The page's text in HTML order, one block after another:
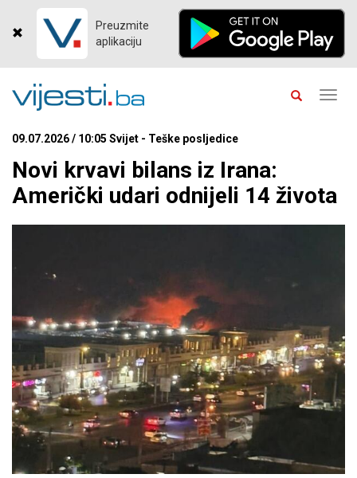
Preuzmite
aplikaciju
09.07.2026 / 10:05 Svijet - Teške posljedice
Novi krvavi bilans iz Irana:
Američki udari odnijeli 14 života